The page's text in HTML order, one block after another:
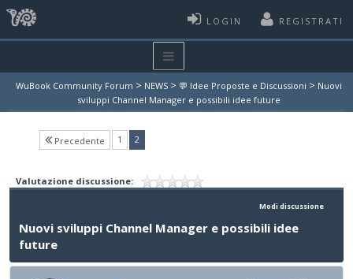
LOGIN REGISTRATI
WuBook Community Forum > NEWS > 💬 Idee Proposte e Discussioni > Nuovi
sviluppi Channel Manager e possibili idee future
Precedente 1 2(current)
Valutazione discussione:
Modi discussione
Nuovi sviluppi Channel Manager e possibili idee
future